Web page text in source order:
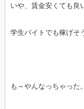
いや、賃金安くても良
学生バイトでも稼げそ
も～やんなっちゃった。